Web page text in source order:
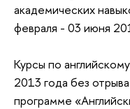
академических
февраля - 03 июня
Курсы по
2013 года без
программе